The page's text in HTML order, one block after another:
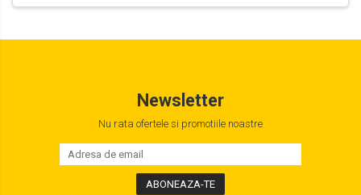
Newsletter
Nu rata ofertele si promotiile noastre